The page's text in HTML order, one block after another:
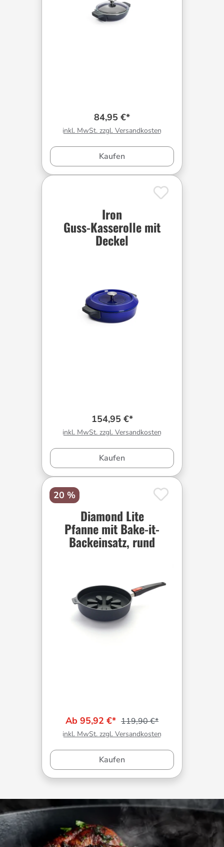
84,95 €*
inkl. MwSt. zzgl. Versandkosten
Kaufen
Iron
Guss-Kasserolle mit
Deckel
154,95 €*
inkl. MwSt. zzgl. Versandkosten
Kaufen
20 %
Diamond Lite
Pfanne mit Bake-it-
Backeinsatz, rund
Ab 95,92 €* 119,90 €*
inkl. MwSt. zzgl. Versandkosten
Kaufen